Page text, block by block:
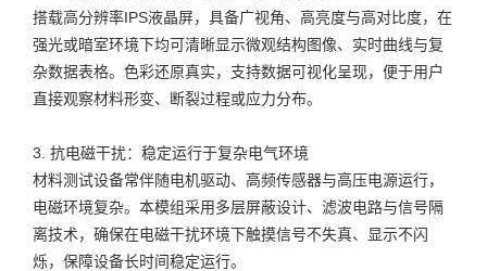
搭载高分辨率IPS液晶屏，具备广视角、高亮度与高对比度，在
强光或暗室环境下均可清晰显示微观结构图像、实时曲线与复
杂数据表格。色彩还原真实，支持数据可视化呈现，便于用户
直接观察材料形变、断裂过程或应力分布。
3. 抗电磁干扰：稳定运行于复杂电气环境
材料测试设备常伴随电机驱动、高频传感器与高压电源运行，
电磁环境复杂。本模组采用多层屏蔽设计、滤波电路与信号隔
离技术，确保在电磁干扰环境下触摸信号不失真、显示不闪
烁，保障设备长时间稳定运行。